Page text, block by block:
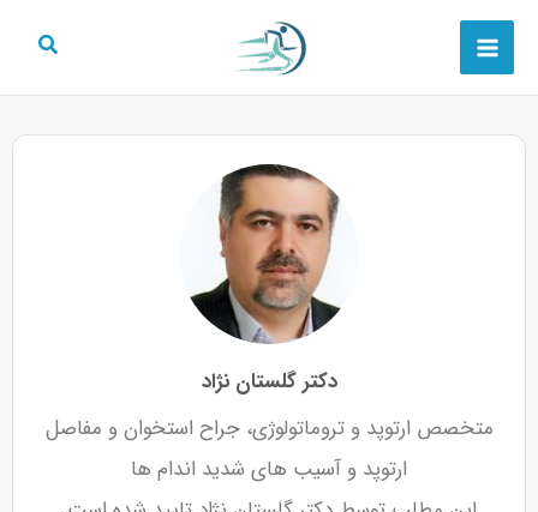
پرش
محتوا
Main
Menu
دکتر گلستان نژاد
متخصص ارتوپد و تروماتولوژی، جراح استخوان و مفاصل
ارتوپد و آسیب های شدید اندام ها